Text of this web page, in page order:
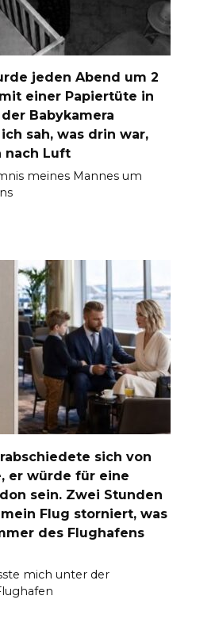
jeden Abend um 2
einer Papiertüte in
Babykamera
sah, was drin war,
nach Luft
meines Mannes um
sich von
er würde für eine
sein. Zwei Stunden
Flug storniert, was
des Flughafens
mich unter der